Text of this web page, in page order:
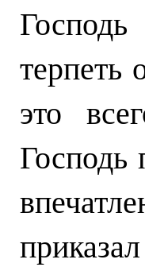
терпеть
это
Господь